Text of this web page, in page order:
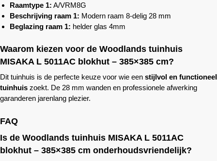
Raamtype 1: A/VRM8G
Beschrijving raam 1: Modern raam 8-delig 28 mm
Beglazing raam 1: helder glas 4mm
Waarom kiezen voor de Woodlands tuinhuis
MISAKA L 5011AC blokhut – 385×385 cm?
Dit tuinhuis is de perfecte keuze voor wie een stijlvol en functioneel
tuinhuis zoekt. De 28 mm wanden en professionele afwerking
garanderen jarenlang plezier.
FAQ
Is de Woodlands tuinhuis MISAKA L 5011AC
blokhut – 385×385 cm onderhoudsvriendelijk?